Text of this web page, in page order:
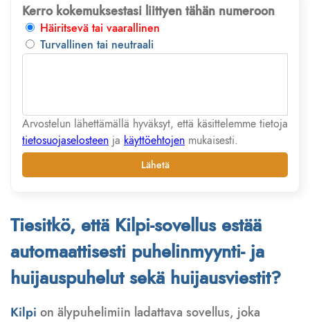
Kerro kokemuksestasi liittyen tähän numeroon
Häiritsevä tai vaarallinen
Turvallinen tai neutraali
Arvostelun lähettämällä hyväksyt, että käsittelemme tietoja
tietosuojaselosteen ja käyttöehtojen mukaisesti.
Lähetä
Tiesitkö, että Kilpi-sovellus estää
automaattisesti puhelinmyynti- ja
huijauspuhelut sekä huijausviestit?
Kilpi on älypuhelimiin ladattava sovellus, joka